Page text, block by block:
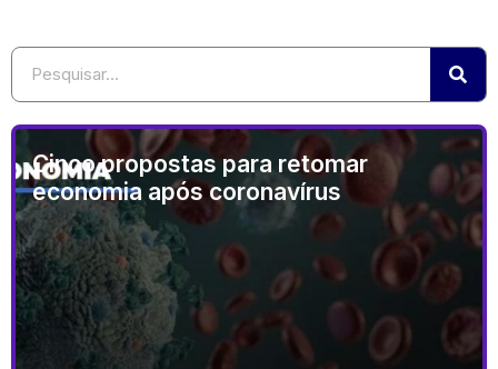
Cinco propostas para retomar
economia após coronavírus